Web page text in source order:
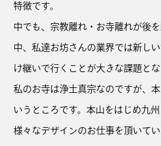
特徴です。
中でも、宗教離れ・お寺離れが後
中、私達お坊さんの業界では新し
け継いで行くことが大きな課題とな
私のお寺は浄土真宗なのですが、
いうところです。本山をはじめ九
様々なデザインのお仕事を頂いてい